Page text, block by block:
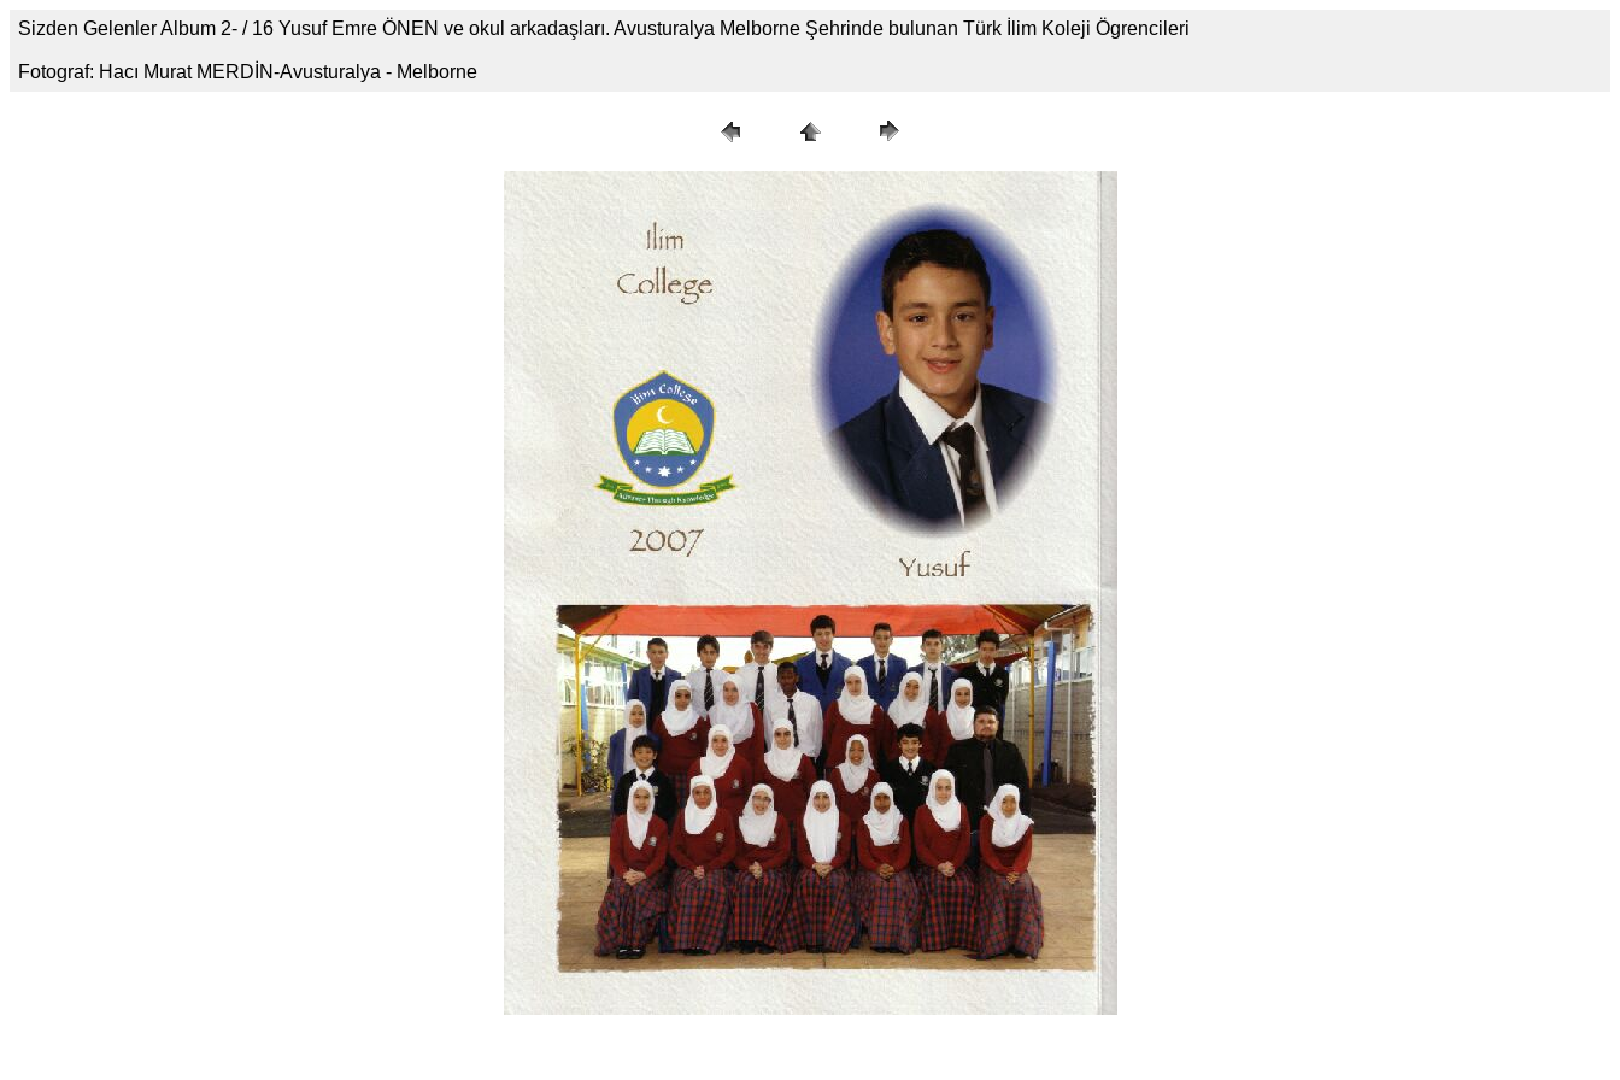
Sizden Gelenler Album 2- / 16 Yusuf Emre ÖNEN ve okul arkadaşları. Avusturalya Melborne Şehrinde bulunan Türk İlim Koleji Ögrencileri
Fotograf: Hacı Murat MERDİN-Avusturalya - Melborne